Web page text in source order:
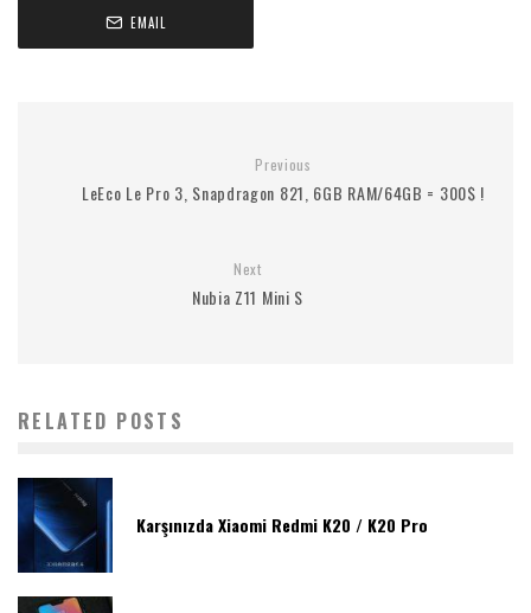
EMAIL
Previous
LeEco Le Pro 3, Snapdragon 821, 6GB RAM/64GB = 300$ !
Next
Nubia Z11 Mini S
RELATED POSTS
Karşınızda Xiaomi Redmi K20 / K20 Pro